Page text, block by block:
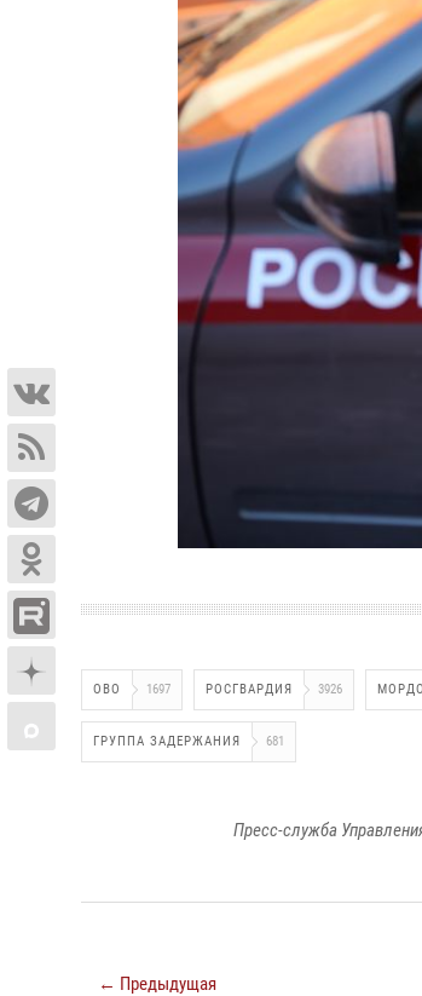
ОВО 1697 РОСГВАРДИЯ 3926
ГРУППА ЗАДЕРЖАНИЯ 681
Пресс-служба
← Предыдущая